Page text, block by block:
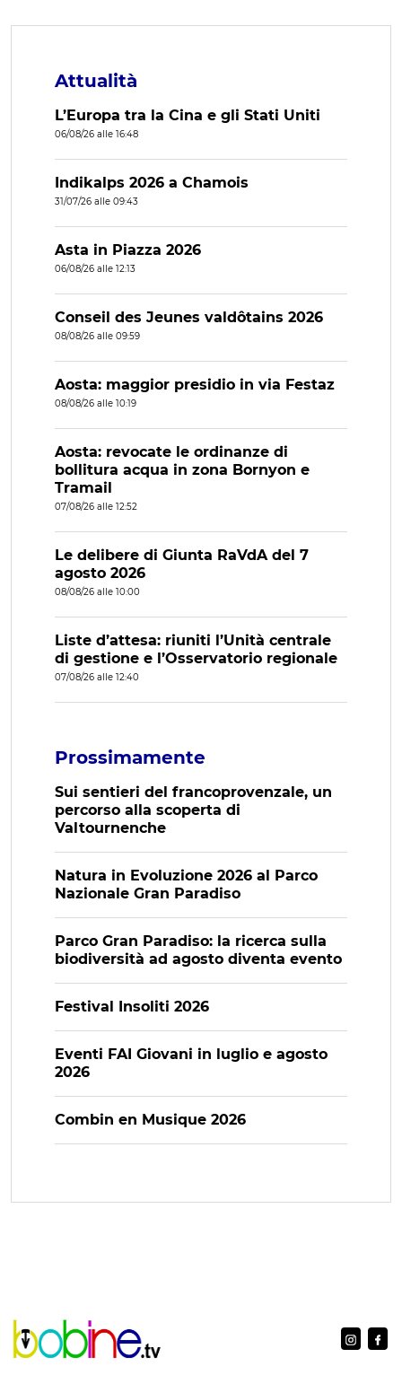
Attualità
L’Europa tra la Cina e gli Stati Uniti
06/08/26 alle 16:48
Indikalps 2026 a Chamois
31/07/26 alle 09:43
Asta in Piazza 2026
06/08/26 alle 12:13
Conseil des Jeunes valdôtains 2026
08/08/26 alle 09:59
Aosta: maggior presidio in via Festaz
08/08/26 alle 10:19
Aosta: revocate le ordinanze di
bollitura acqua in zona Bornyon e
Tramail
07/08/26 alle 12:52
Le delibere di Giunta RaVdA del 7
agosto 2026
08/08/26 alle 10:00
Liste d’attesa: riuniti l’Unità centrale
di gestione e l’Osservatorio regionale
07/08/26 alle 12:40
Prossimamente
Sui sentieri del francoprovenzale, un
percorso alla scoperta di
Valtournenche
Natura in Evoluzione 2026 al Parco
Nazionale Gran Paradiso
Parco Gran Paradiso: la ricerca sulla
biodiversità ad agosto diventa evento
Festival Insoliti 2026
Eventi FAI Giovani in luglio e agosto
2026
Combin en Musique 2026